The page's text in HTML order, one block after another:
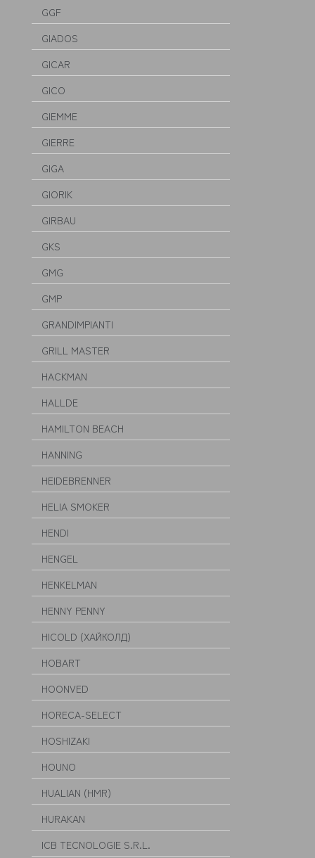
GGF
GIADOS
GICAR
GICO
GIEMME
GIERRE
GIGA
GIORIK
GIRBAU
GKS
GMG
GMP
GRANDIMPIANTI
GRILL MASTER
HACKMAN
HALLDE
HAMILTON BEACH
HANNING
HEIDEBRENNER
HELIA SMOKER
HENDI
HENGEL
HENKELMAN
HENNY PENNY
HICOLD (ХАЙКОЛД)
HOBART
HOONVED
HORECA-SELECT
HOSHIZAKI
HOUNO
HUALIAN (HMR)
HURAKAN
ICB TECNOLOGIE S.R.L.